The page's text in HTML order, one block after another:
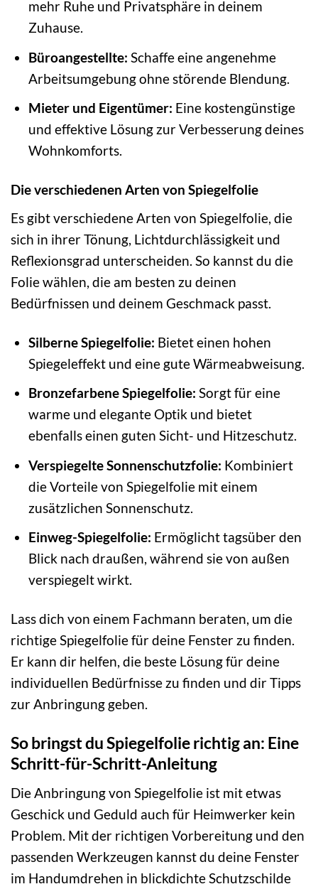
mehr Ruhe und Privatsphäre in deinem
Zuhause.
Büroangestellte: Schaffe eine angenehme
Arbeitsumgebung ohne störende Blendung.
Mieter und Eigentümer: Eine kostengünstige
und effektive Lösung zur Verbesserung deines
Wohnkomforts.
Die verschiedenen Arten von Spiegelfolie
Es gibt verschiedene Arten von Spiegelfolie, die
sich in ihrer Tönung, Lichtdurchlässigkeit und
Reflexionsgrad unterscheiden. So kannst du die
Folie wählen, die am besten zu deinen
Bedürfnissen und deinem Geschmack passt.
Silberne Spiegelfolie: Bietet einen hohen
Spiegeleffekt und eine gute Wärmeabweisung.
Bronzefarbene Spiegelfolie: Sorgt für eine
warme und elegante Optik und bietet
ebenfalls einen guten Sicht- und Hitzeschutz.
Verspiegelte Sonnenschutzfolie: Kombiniert
die Vorteile von Spiegelfolie mit einem
zusätzlichen Sonnenschutz.
Einweg-Spiegelfolie: Ermöglicht tagsüber den
Blick nach draußen, während sie von außen
verspiegelt wirkt.
Lass dich von einem Fachmann beraten, um die
richtige Spiegelfolie für deine Fenster zu finden.
Er kann dir helfen, die beste Lösung für deine
individuellen Bedürfnisse zu finden und dir Tipps
zur Anbringung geben.
So bringst du Spiegelfolie richtig an: Eine
Schritt-für-Schritt-Anleitung
Die Anbringung von Spiegelfolie ist mit etwas
Geschick und Geduld auch für Heimwerker kein
Problem. Mit der richtigen Vorbereitung und den
passenden Werkzeugen kannst du deine Fenster
im Handumdrehen in blickdichte Schutzschilde